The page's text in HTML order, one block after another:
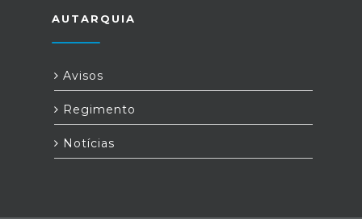
AUTARQUIA
Avisos
Regimento
Notícias